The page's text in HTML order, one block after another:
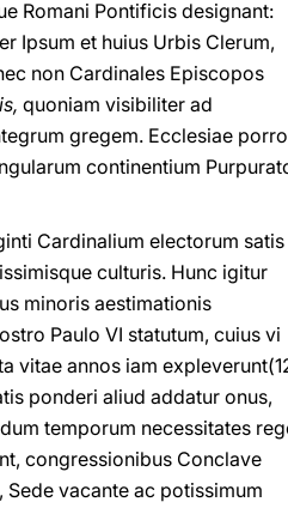
Romani Pontificis designant:
Ipsum et huius Urbis Clerum,
non Cardinales Episcopos
quoniam visibiliter ad
gregem. Ecclesiae porro
continentium
Cardinalium electorum satis
culturis. Hunc igitur
minoris aestimationis
Paulo VI statutum, cuius vi
vitae annos iam
ponderi aliud addatur onus,
temporum necessitates
congressionibus Conclave
vacante ac potissimum